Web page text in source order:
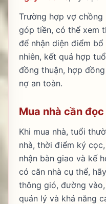
Trường hợp vợ chồng
góp tiền, có thể xem
để nhận diện điểm
nhiên, kết quả hợp
đồng thuận, hợp
nợ an toàn.
Mua nhà cần
Khi mua nhà, tuổi
nhà, thời điểm ký
nhận bàn giao và kế
có căn nhà cụ thể,
thông gió, đường
quản lý và khả năng